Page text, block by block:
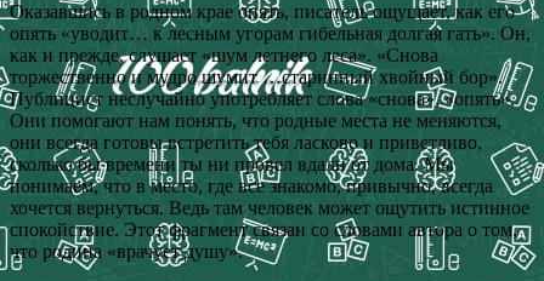
Оказавшись в родном крае опять, писатель ощущает, как его
опять «уводит… к лесным угорам гибельная долгая гать». Он,
как и прежде, слушает «шум летнего леса». «Снова
торжественно и мудро шумит …старинный хвойный бор».
Публицист неслучайно употребляет слова «снова», «опять».
Они помогают нам понять, что родные места не меняются,
они всегда готовы встретить тебя ласково и приветливо,
сколько бы времени ты ни провел вдали от дома. Мы
понимаем, что в место, где все знакомо, привычно, всегда
хочется вернуться. Ведь там человек может ощутить истинное
спокойствие. Этот фрагмент связан со словами автора о том,
что родина «врачует душу».